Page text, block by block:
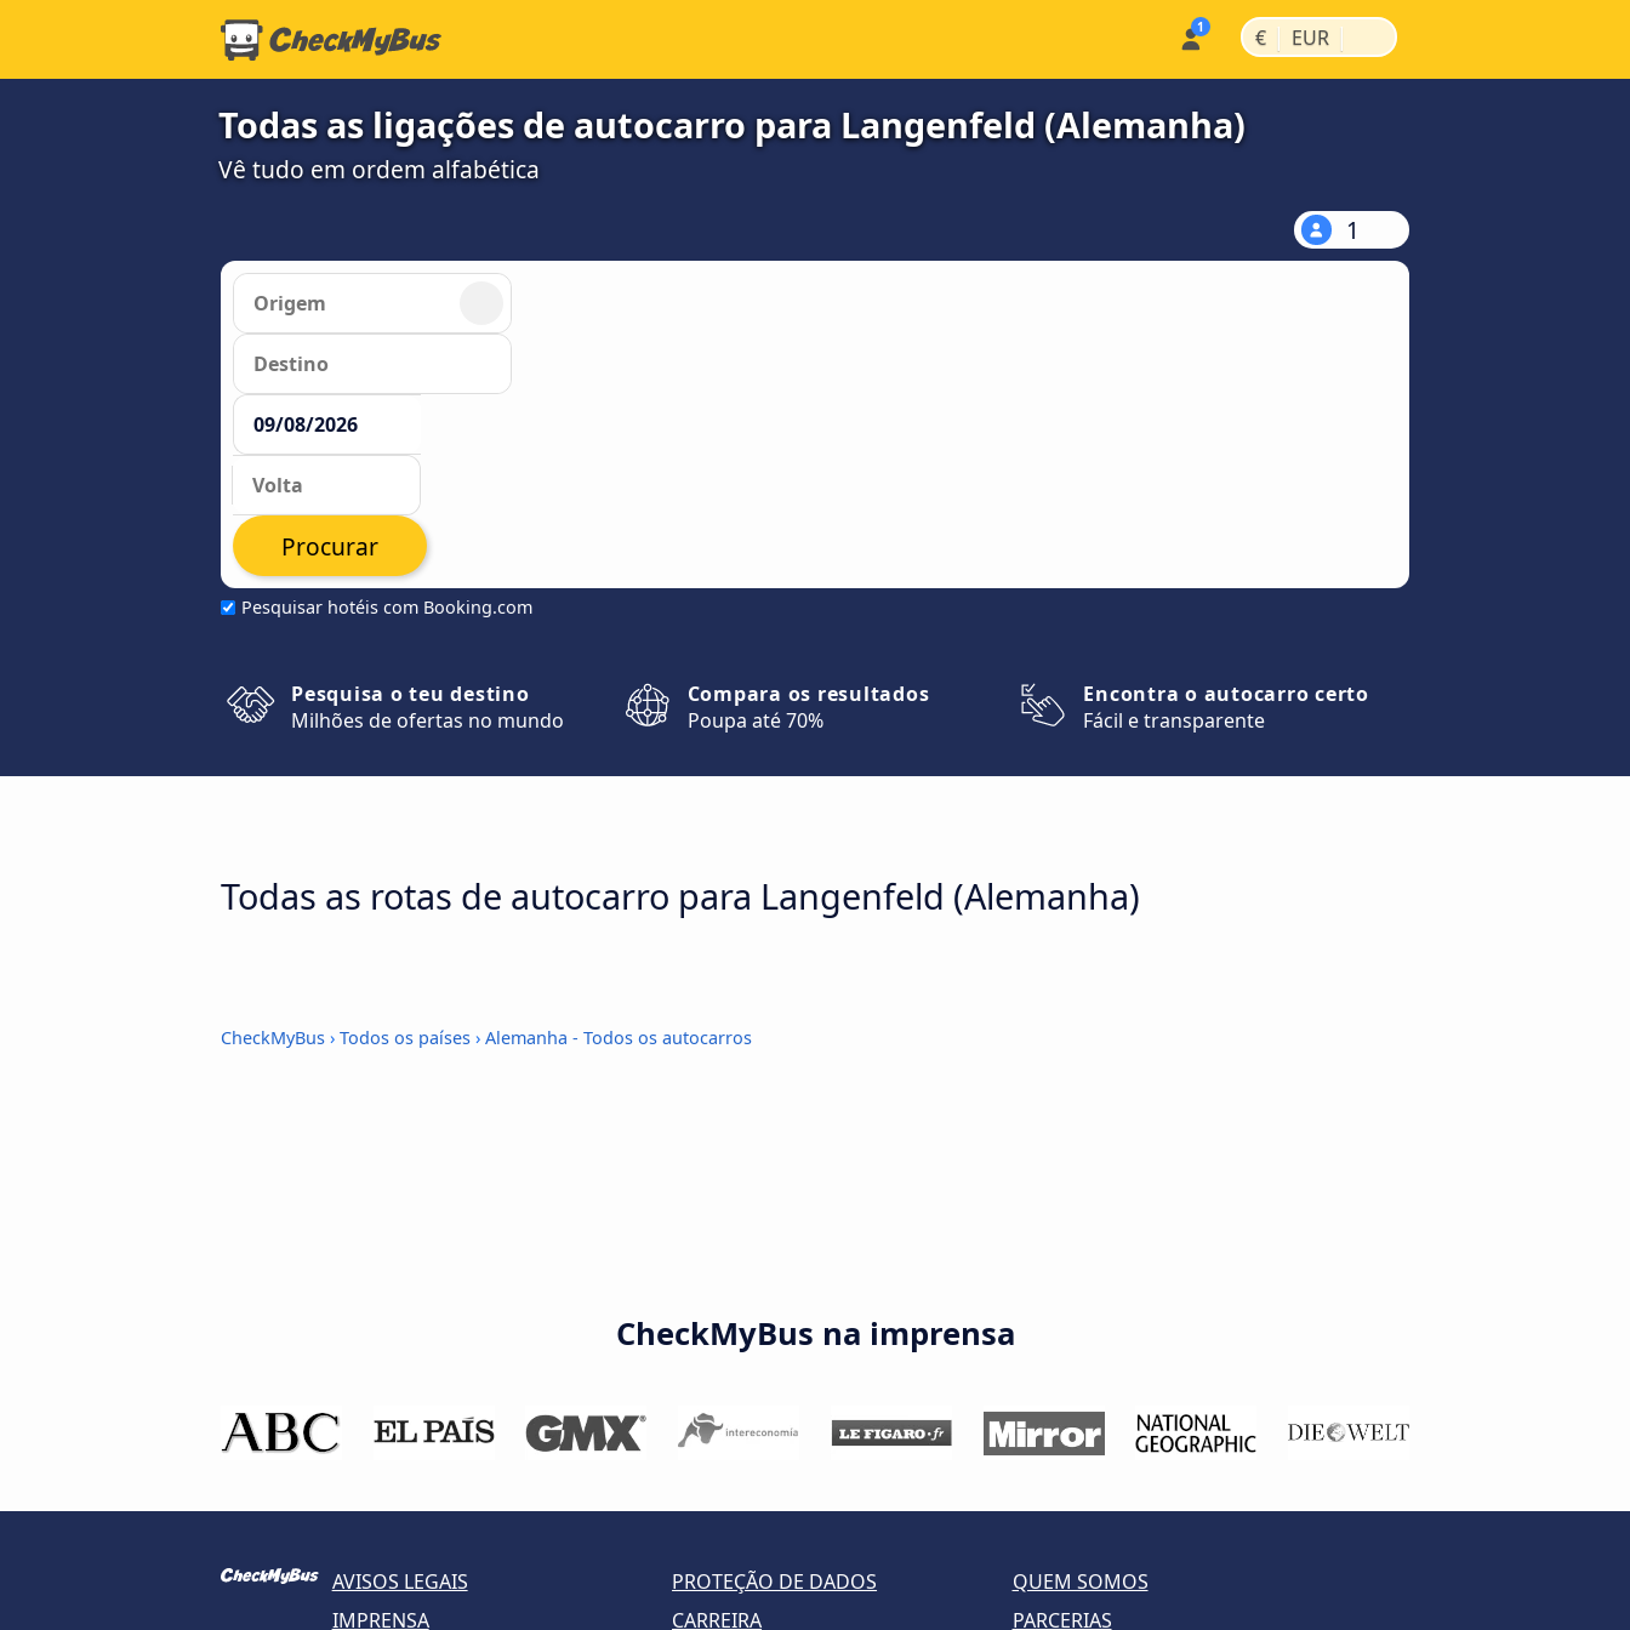
€ | EUR |
Todas as ligações de autocarro para Langenfeld (Alemanha)
Vê tudo em ordem alfabética
1
Pesquisar hotéis com Booking.com
Procurar
Pesquisa o teu destino
Milhões de ofertas no mundo
Compara os resultados
Poupa até 70%
Encontra o autocarro certo
Fácil e transparente
Todas as rotas de autocarro para Langenfeld (Alemanha)
CheckMyBus › Todos os países › Alemanha - Todos os autocarros
CheckMyBus na imprensa
AVISOS LEGAIS PROTEÇÃO DE DADOS
QUEM SOMOS
IMPRENSA
CARREIRA PARCERIAS